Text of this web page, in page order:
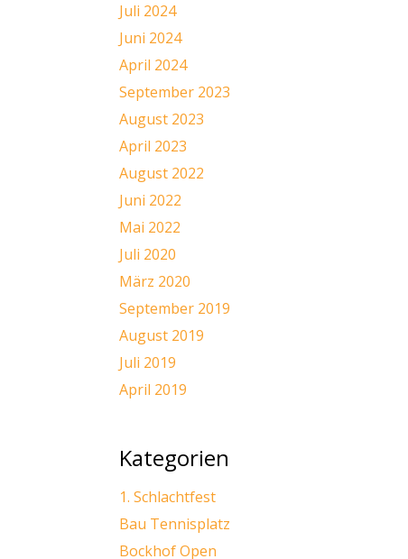
Juli 2024
Juni 2024
April 2024
September 2023
August 2023
April 2023
August 2022
Juni 2022
Mai 2022
Juli 2020
März 2020
September 2019
August 2019
Juli 2019
April 2019
Kategorien
1. Schlachtfest
Bau Tennisplatz
Bockhof Open